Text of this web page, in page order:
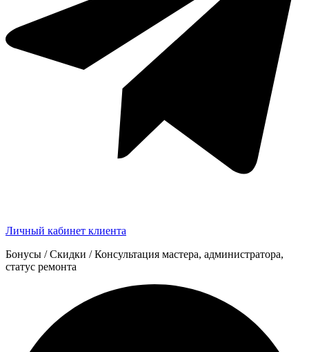
Личный кабинет клиента
Бонусы / Скидки / Консультация мастера, администратора,
статус ремонта